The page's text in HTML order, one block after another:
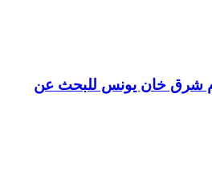
شرق خان يونس للبحث عن